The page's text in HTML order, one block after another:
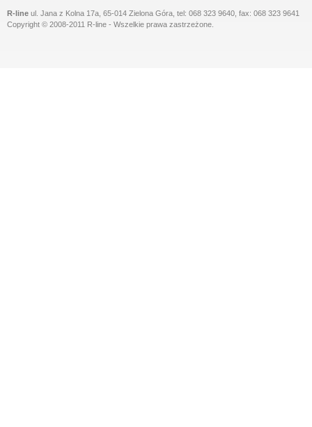
R-line ul. Jana z Kolna 17a, 65-014 Zielona Góra, tel: 068 323 9640, fax: 068 323 9641
Copyright © 2008-2011 R-line - Wszelkie prawa zastrzeżone.